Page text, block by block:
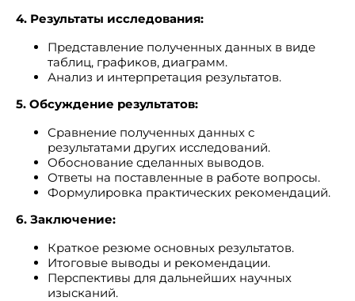
4. Результаты исследования:
Представление полученных данных в виде
таблиц, графиков, диаграмм.
Анализ и интерпретация результатов.
5. Обсуждение результатов:
Сравнение полученных данных с
результатами других исследований.
Обоснование сделанных выводов.
Ответы на поставленные в работе вопросы.
Формулировка практических рекомендаций.
6. Заключение:
Краткое резюме основных результатов.
Итоговые выводы и рекомендации.
Перспективы для дальнейших научных
изысканий.